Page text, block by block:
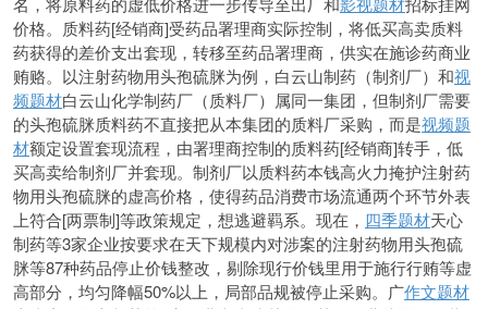
价格。质料药[经销商]受药品署理商实际控制，将低买高卖质料
药获得的差价支出套现，转移至药品署理商，供实在施诊药商业
贿赂。以注射药物用头孢硫脒为例，白云山制药（制剂厂）和视
频题材白云山化学制药厂（质料厂）属同一集团，但制剂厂需要
的头孢硫脒质料药不直接把从本集团的质料厂采购，而是视频题
材额定设置套现流程，由署理商控制的质料药[经销商]转手，低
买高卖给制剂厂并套现。制剂厂以质料药本钱高火力掩护注射药
物用头孢硫脒的虚高价格，使得药品消费市场流通两个环节外表
上符合[两票制]等政策规定，想逃避羁系。现在， 四季题材天心
制药等3家企业按要求在天下规模内对涉案的注射药物用头孢硫
脒等87种药品停止价钱整改，剔除现行价钱里用于施行行贿等虚
高部分，均匀降幅50%以上，局部品规被停止采购。广作文题材